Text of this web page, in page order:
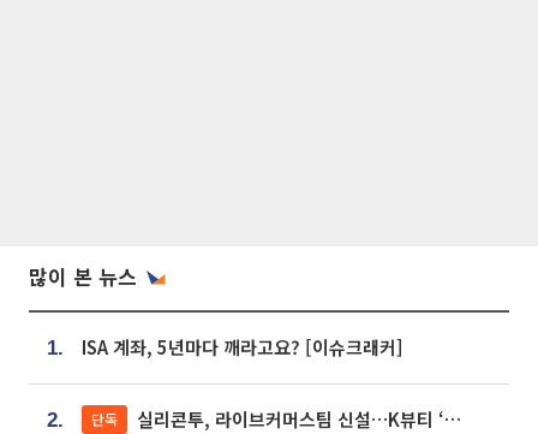
많이 본 뉴스
1. ISA 계좌, 5년마다 깨라고요? [이슈크래커]
2. 단독 실리콘투, 라이브커머스팀 신설…K뷰티 ‘글로벌 판매망’ 확대[K뷰티 라방戰]